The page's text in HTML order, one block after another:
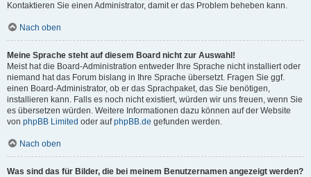
Kontaktieren Sie einen Administrator, damit er das Problem beheben kann.
Nach oben
Meine Sprache steht auf diesem Board nicht zur Auswahl!
Meist hat die Board-Administration entweder Ihre Sprache nicht installiert oder
niemand hat das Forum bislang in Ihre Sprache übersetzt. Fragen Sie ggf.
einen Board-Administrator, ob er das Sprachpaket, das Sie benötigen,
installieren kann. Falls es noch nicht existiert, würden wir uns freuen, wenn Sie
es übersetzen würden. Weitere Informationen dazu können auf der Website
von phpBB Limited oder aufphpBB.de gefunden werden.
Nach oben
Was sind das für Bilder, die bei meinem Benutzernamen angezeigt werden?